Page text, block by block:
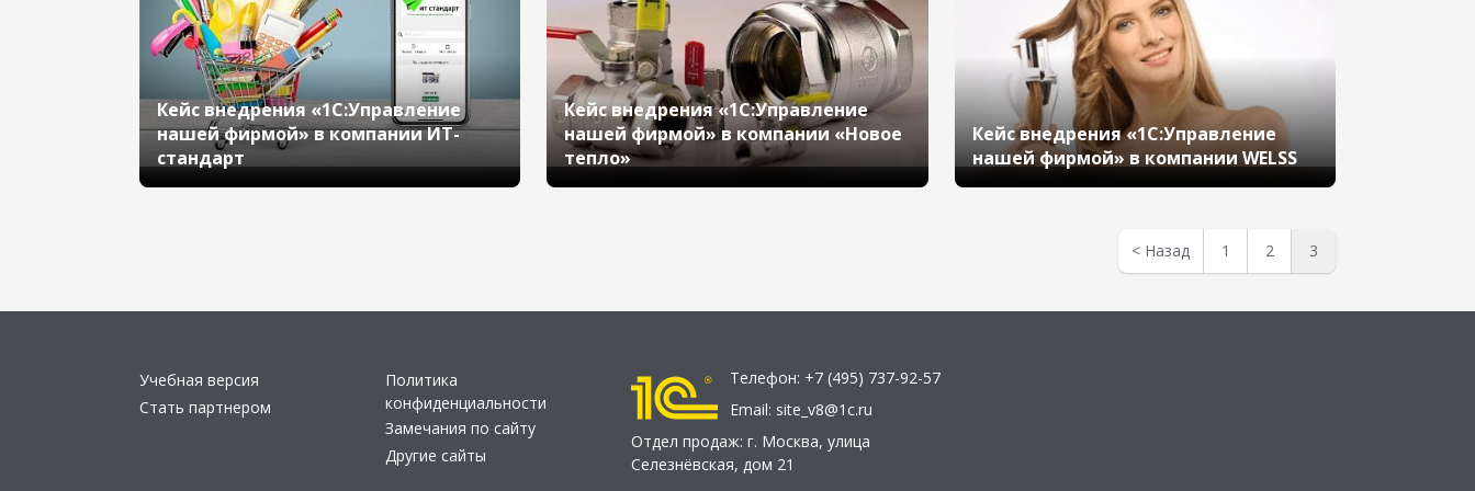
Кейс внедрения «1С:Управление
нашей фирмой» в компании ИТ-
стандарт
Кейс внедрения «1С:Управление
нашей фирмой» в компании «Новое
тепло»
Кейс внедрения «1С:Управление
нашей фирмой» в компании WELSS
< Назад 1 2 3
Учебная версия
Стать партнером
Политика
конфиденциальности
Замечания по сайту
Другие сайты
Телефон: +7 (495) 737-92-57
Email: site_v8@1c.ru
Отдел продаж: г. Москва, улица
Селезнёвская, дом 21